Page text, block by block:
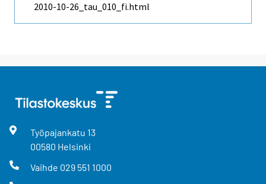
2010-10-26_tau_010_fi.html
Työpajankatu 13
00580 Helsinki
Vaihde 029 551 1000